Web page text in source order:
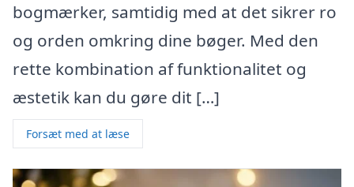
bogmærker, samtidig med at det sikrer ro
og orden omkring dine bøger. Med den
rette kombination af funktionalitet og
æstetik kan du gøre dit […]
Forsæt med at læse